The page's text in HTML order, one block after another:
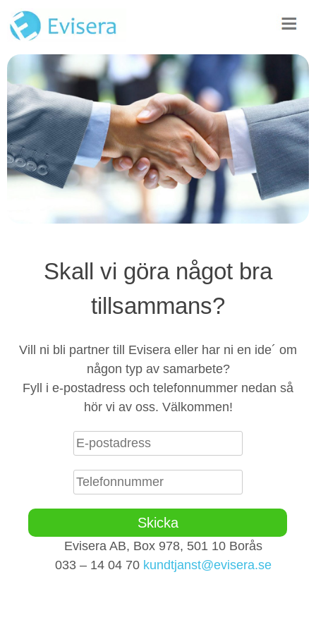
Skall vi göra något bra
tillsammans?
Vill ni bli partner till Evisera eller har ni en ide´ om
någon typ av samarbete?
Fyll i e-postadress och telefonnummer nedan så
hör vi av oss. Välkommen!
Evisera AB, Box 978, 501 10 Borås
033 – 14 04 70 kundtjanst@evisera.se